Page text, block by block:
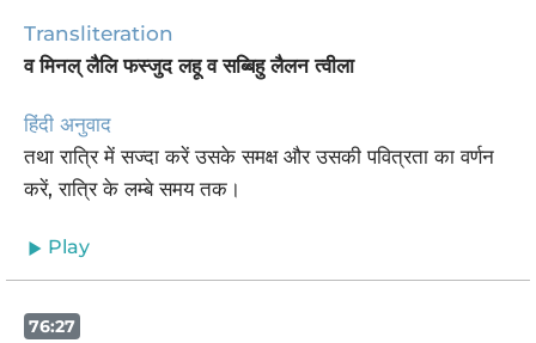
Transliteration
व मिनल् लैलि फस्जुद लहू व सब्बिहु लैलन त्वीला
हिंदी अनुवाद
तथा रात्रि में सज्दा करें उसके समक्ष और उसकी पवित्रता का वर्णन
करें, रात्रि के लम्बे समय तक।
Play
76:27